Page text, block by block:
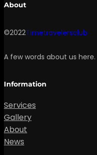
About
©2022Timetravelersclub
A few words about us here.
Information
Services
Gallery
About
News